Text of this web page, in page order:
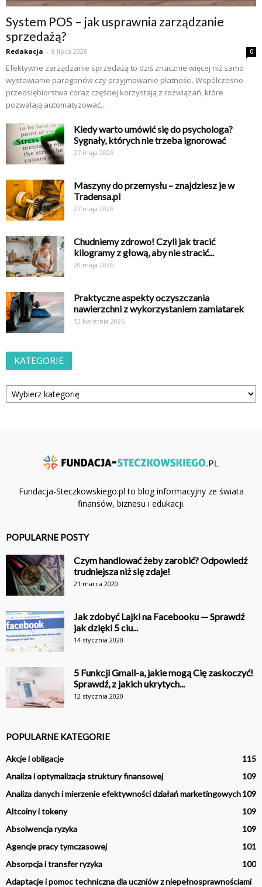
System POS – jak usprawnia zarządzanie
sprzedażą?
Redakacja - 8 lipca 2026 0
Efektywne zarządzanie sprzedażą to dziś znacznie więcej niż samo
wystawianie paragonów czy przyjmowanie płatności. Współczesne
przedsiębiorstwa coraz częściej korzystają z rozwiązań, które
pozwalają automatyzować...
Kiedy warto umówić się do psychologa?
Sygnały, których nie trzeba ignorować
27 maja 2026
Maszyny do przemysłu – znajdziesz je w
Tradensa.pl
27 maja 2026
Chudniemy zdrowo! Czyli jak tracić
kilogramy z głową, aby nie stracić...
20 maja 2026
Praktyczne aspekty oczyszczania
nawierzchni z wykorzystaniem zamiatarek
12 kwietnia 2026
KATEGORIE
Kategorie
Fundacja-Steczkowskiego.pl to blog informacyjny ze świata
finansów, biznesu i edukacji.
POPULARNE POSTY
Czym handlować żeby zarobić? Odpowiedź
trudniejsza niż się zdaje!
21 marca 2020
Jak zdobyć Lajki na Facebooku — Sprawdź
jak dzięki 5 ciu...
14 stycznia 2020
5 Funkcji Gmail-a, jakie mogą Cię zaskoczyć!
Sprawdź, z jakich ukrytych...
12 stycznia 2020
POPULARNE KATEGORIE
Akcje i obligacje
115
Analiza i optymalizacja struktury finansowej
109
Analiza danych i mierzenie efektywności działań marketingowych109
Altcoiny i tokeny
109
Absolwencja ryzyka
109
Agencje pracy tymczasowej
101
Absorpcja i transfer ryzyka
100
Adaptacje i pomoc techniczna dla uczniów z niepełnosprawnościami